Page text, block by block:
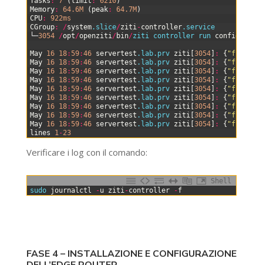
Memory: 64.6M ( peak: 64.7M)
CPU:
922ms
CGroup: /system.slice/ziti -controller.service
└─3054 /opt/openziti / bin/ziti controller run config
May 16 18:59:46 servertest .lab.prv ziti [3054] : { "file"
May 16 18:59:46 servertest .lab.prv ziti [3054] : { "file"
May 16 18:59:46 servertest .lab.prv ziti [3054] : { "file"
May 16 18:59:46 servertest .lab.prv ziti [3054] : { "file"
May 16 18:59:46 servertest .lab.prv ziti [3054] : { "file"
May 16 18:59:46 servertest .lab.prv ziti [3054] : { "file"
May 16 18:59:46 servertest .lab.prv ziti [3054] : { "file"
May 16 18:59:46 servertest .lab.prv ziti [3054] : { "file"
May 16 18:59:46 servertest .lab.prv ziti [3054] : { "file"
lines
1 -23
Verificare i log con il comando:
Shell
sudo journalctl -u ziti -controller -f
FASE 4 – INSTALLAZIONE E CONFIGURAZIONE